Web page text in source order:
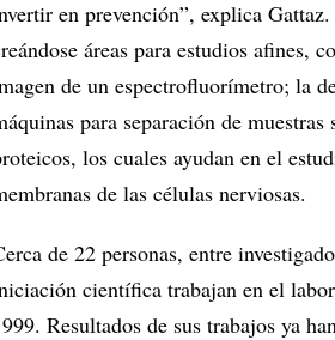
en prevención”, explica
áreas para estudios afines,
de un espectrofluorímetro; la
para separación de
los cuales ayudan en el
de las células nerviosas.
de 22 personas, entre
científica trabajan en el
Resultados de sus trabajos ya